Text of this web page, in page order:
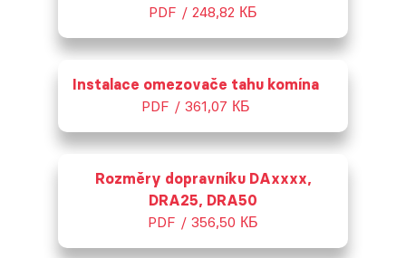
PDF / 248,82 КБ
Instalace omezovače tahu komína
PDF / 361,07 КБ
Rozměry dopravníku DAxxxx,
DRA25, DRA50
PDF / 356,50 КБ